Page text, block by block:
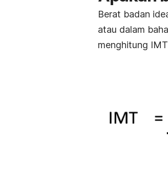
Berat badan
atau dalam
menghitung